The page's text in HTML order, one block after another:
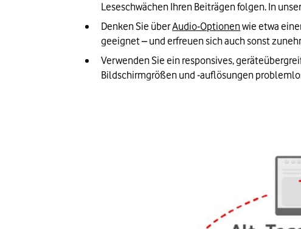
Leseschwächen Ihren Beiträgen folgen. In
Denken Sie über Audio-Optionen wie etwa
geeignet – und erfreuen sich auch sonst
Verwenden Sie ein responsives,
Bildschirmgrößen und -auflösungen